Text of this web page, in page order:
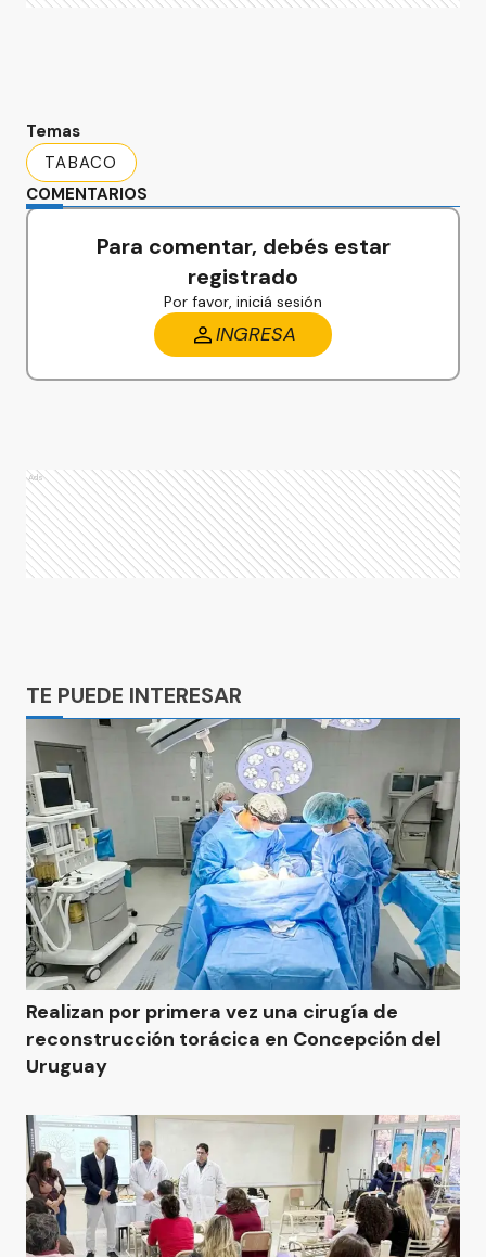
Temas
TABACO
COMENTARIOS
Para comentar, debés estar
registrado
Por favor, iniciá sesión
INGRESA
Ads
TE PUEDE INTERESAR
Realizan por primera vez una cirugía de
reconstrucción torácica en Concepción del
Uruguay